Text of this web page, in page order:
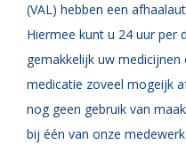
(VAL) hebben een
Hiermee kunt u 24 uur per
gemakkelijk uw
medicatie zoveel mogeijk
nog geen gebruik van
bij één van onze